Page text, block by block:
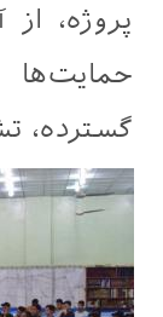
پروژه،
حمایت‌ها
گسترده‌،